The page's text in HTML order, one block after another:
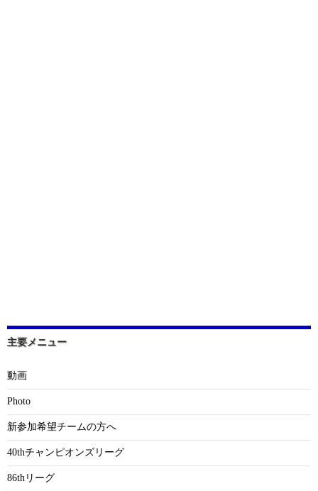
主要メニュー
動画
Photo
新参加希望チームの方へ
40thチャンピオンズリーグ
86thリーグ